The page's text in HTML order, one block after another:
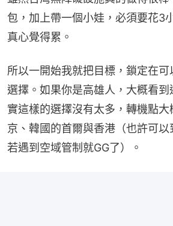
包，加上帶一個小娃，必須要花3
真心覺得累。
所以一開始我就把目標，鎖定在
選擇。如果你是高雄人，大概看
實這樣的選擇沒有太多，轉機點大
京、韓國的首爾與香港（也許可
若遇到空域管制就GG了）。